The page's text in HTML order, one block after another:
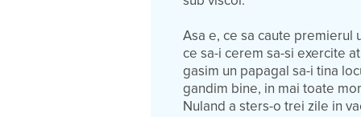
Asa e, ce sa caute premierul
ce sa-i cerem sa-si exercite
gasim un papagal sa-i tina
gandim bine, in mai toate
Nuland a sters-o trei zile in